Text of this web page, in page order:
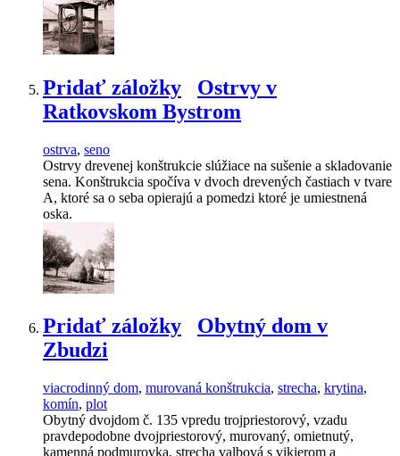
Pridať záložky
Ostrvy v
Ratkovskom Bystrom
ostrva, seno
Ostrvy drevenej konštrukcie slúžiace na sušenie a skladovanie
sena. Konštrukcia spočíva v dvoch drevených častiach v tvare
A, ktoré sa o seba opierajú a pomedzi ktoré je umiestnená
oska.
Pridať záložky
Obytný dom v
Zbudzi
viacrodinný dom, murovaná konštrukcia, strecha, krytina,
komín, plot
Obytný dvojdom č. 135 vpredu trojpriestorový, vzadu
pravdepodobne dvojpriestorový, murovaný, omietnutý,
kamenná podmurovka, strecha valbová s vikierom a